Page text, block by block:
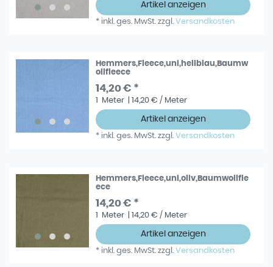
Artikel anzeigen
* inkl. ges. MwSt. zzgl.Versandkosten
Hemmers,Fleece,uni,hellblau,Baumw
ollfleece
14,20 € *
1 Meter | 14,20 € / Meter
Artikel anzeigen
* inkl. ges. MwSt. zzgl.Versandkosten
Hemmers,Fleece,uni,oliv,Baumwollfle
ece
14,20 € *
1 Meter | 14,20 € / Meter
Artikel anzeigen
* inkl. ges. MwSt. zzgl.Versandkosten